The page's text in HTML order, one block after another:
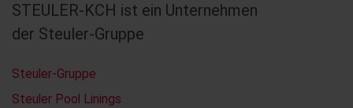
STEULER-KCH ist ein Unternehmen
der Steuler-Gruppe
Steuler-Gruppe
Steuler Pool Linings